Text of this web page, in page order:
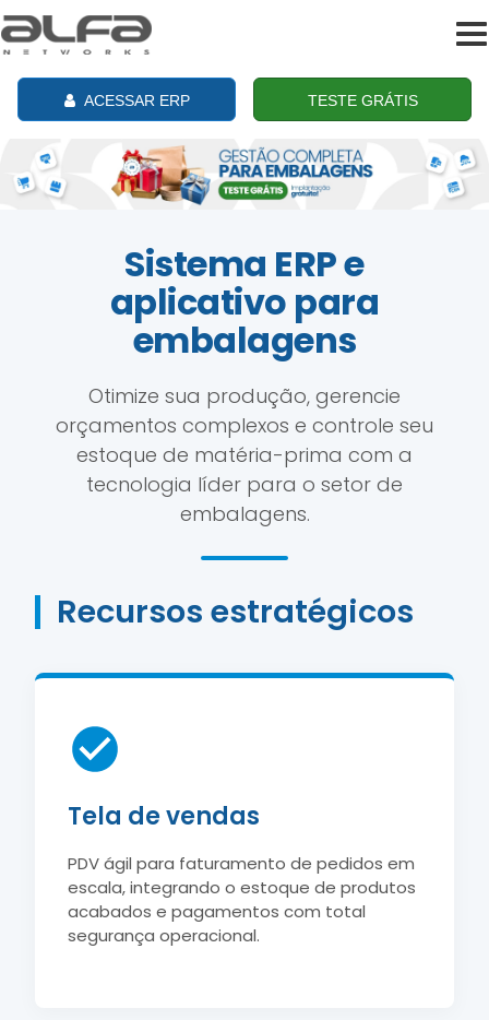
ACESSAR ERP TESTE GRÁTIS
Sistema ERP e
aplicativo para
embalagens
Otimize sua produção, gerencie
orçamentos complexos e controle seu
estoque de matéria-prima com a
tecnologia líder para o setor de
embalagens.
Recursos estratégicos
Tela de vendas
PDV ágil para faturamento de pedidos em
escala, integrando o estoque de produtos
acabados e pagamentos com total
segurança operacional.